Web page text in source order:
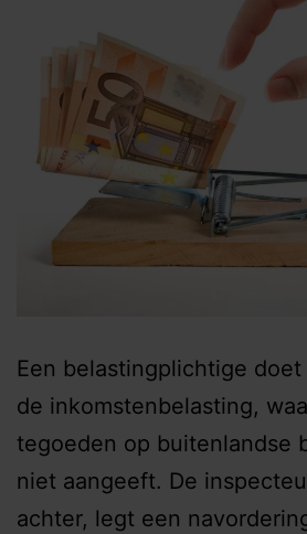
Een belastingplichtige
de inkomstenbelasting,
tegoeden op buitenlandse
niet aangeeft. De
achter, legt een